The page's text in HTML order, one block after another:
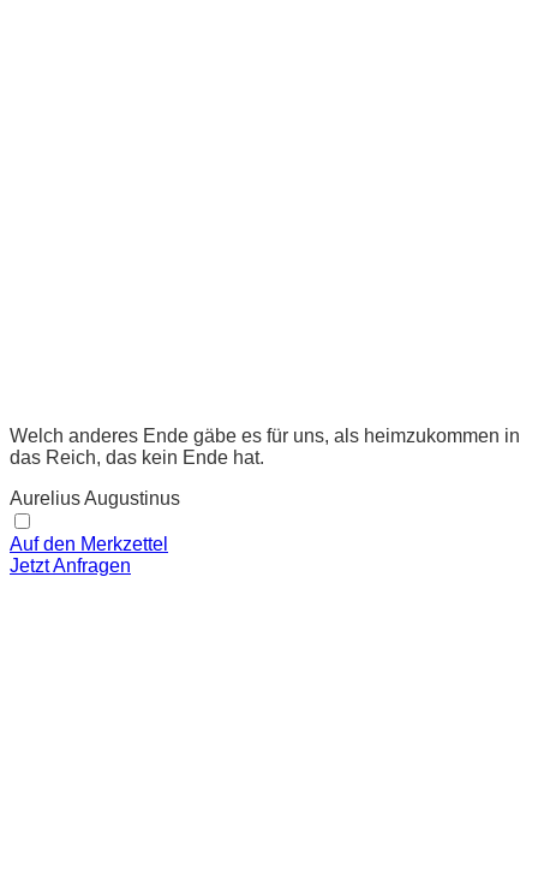
Welch anderes Ende gäbe es für uns, als heimzukommen in
das Reich, das kein Ende hat.
Aurelius Augustinus
Auf den Merkzettel
Jetzt Anfragen